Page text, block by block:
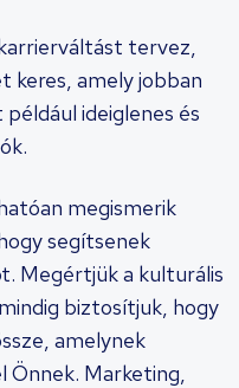
tervez,
keres, amely jobban
ideiglenes és
megismerik
segítsenek
Megértjük a kulturális
biztosítjuk, hogy
amelynek
Önnek. Marketing,